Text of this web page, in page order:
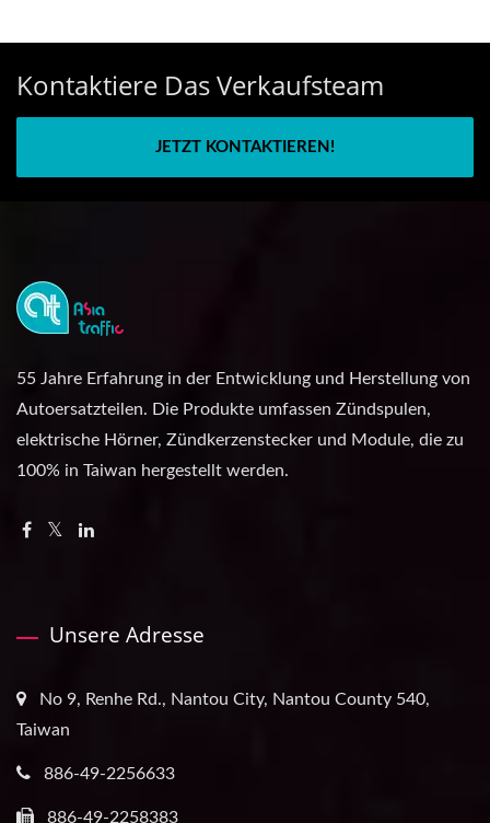
Kontaktiere Das Verkaufsteam
JETZT KONTAKTIEREN!
55 Jahre Erfahrung in der Entwicklung und Herstellung von
Autoersatzteilen. Die Produkte umfassen Zündspulen,
elektrische Hörner, Zündkerzenstecker und Module, die zu
100% in Taiwan hergestellt werden.
Unsere Adresse
No 9, Renhe Rd., Nantou City, Nantou County 540,
Taiwan
886-49-2256633
886-49-2258383